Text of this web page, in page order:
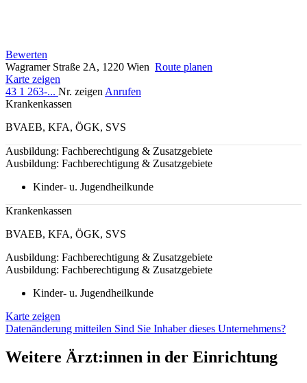
Bewerten
Wagramer Straße 2A, 1220 Wien Route planen
Karte zeigen
43 1 263-... Nr. zeigen Anrufen
Krankenkassen
BVAEB, KFA, ÖGK, SVS
Ausbildung: Fachberechtigung & Zusatzgebiete
Ausbildung: Fachberechtigung & Zusatzgebiete
Kinder- u. Jugendheilkunde
Krankenkassen
BVAEB, KFA, ÖGK, SVS
Ausbildung: Fachberechtigung & Zusatzgebiete
Ausbildung: Fachberechtigung & Zusatzgebiete
Kinder- u. Jugendheilkunde
Karte zeigen
Datenänderung mitteilen Sind Sie Inhaber dieses Unternehmens?
Weitere Ärzt:innen in der Einrichtung